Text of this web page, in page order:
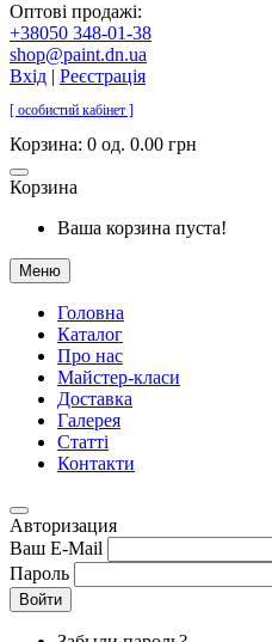
Оптові продажі:
+38050 348-01-38
shop@paint.dn.ua
Вхід | Реєстрація
[ особистий кабінет ]
Корзина: 0 од. 0.00 грн
Корзина
Ваша корзина пуста!
Меню
Головна
Каталог
Про нас
Майстер-класи
Доставка
Галерея
Статтi
Контакти
Авторизация
Ваш E-Mail
Пароль
Войти